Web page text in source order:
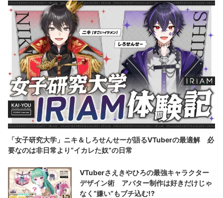
「女子研究大学」ニキ＆しろせんせーが語るVTuberの最適解 必
要なのは非日常より“イカレた奴”の日常
VTuberさえきやひろの最強キャラクター
デザイン術 アバター制作は好きだけじゃ
なく“嫌い”もブチ込む!?